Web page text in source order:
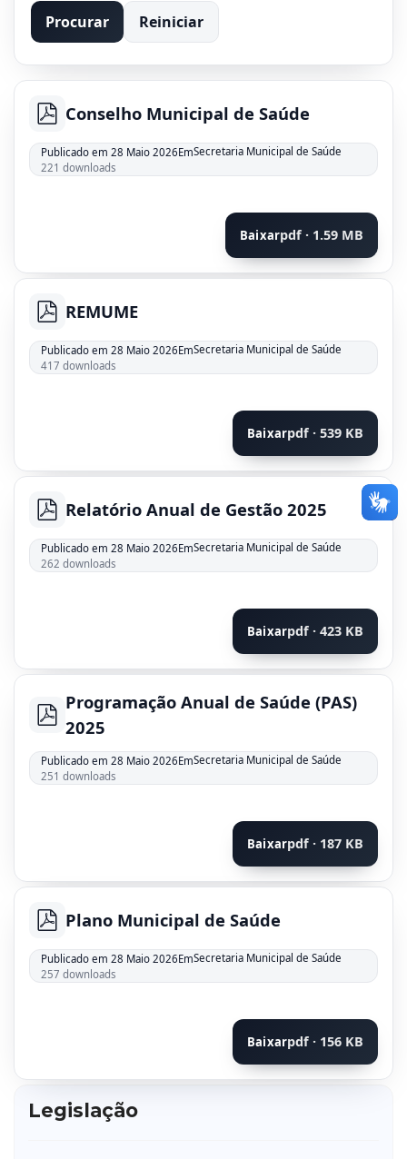
Procurar Reiniciar
pdfConselho Municipal de Saúde
Publicado em 28 Maio 2026EmSecretaria Municipal de Saúde
221 downloads
Baixarpdf · 1.59 MB
pdfREMUME
Publicado em 28 Maio 2026EmSecretaria Municipal de Saúde
417 downloads
Baixarpdf · 539 KB
pdfRelatório Anual de Gestão 2025
Publicado em 28 Maio 2026EmSecretaria Municipal de Saúde
262 downloads
Baixarpdf · 423 KB
pdf
Programação Anual de Saúde (PAS)
2025
Publicado em 28 Maio 2026EmSecretaria Municipal de Saúde
251 downloads
Baixarpdf · 187 KB
pdfPlano Municipal de Saúde
Publicado em 28 Maio 2026EmSecretaria Municipal de Saúde
257 downloads
Baixarpdf · 156 KB
Legislação